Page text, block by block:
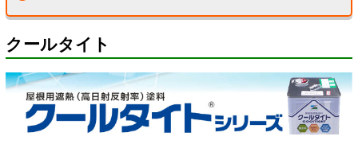
クールタイト